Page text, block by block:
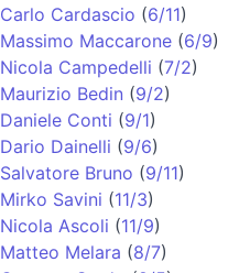
Carlo Cardascio (6/11)
Massimo Maccarone (6/9)
Nicola Campedelli (7/2)
Maurizio Bedin (9/2)
Daniele Conti (9/1)
Dario Dainelli (9/6)
Salvatore Bruno (9/11)
Mirko Savini (11/3)
Nicola Ascoli (11/9)
Matteo Melara (8/7)